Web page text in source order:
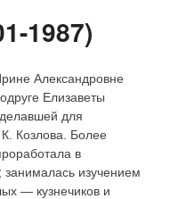
1987)
Александровне
Елизаветы
для
Козлова. Более
в
изучением
— кузнечиков и